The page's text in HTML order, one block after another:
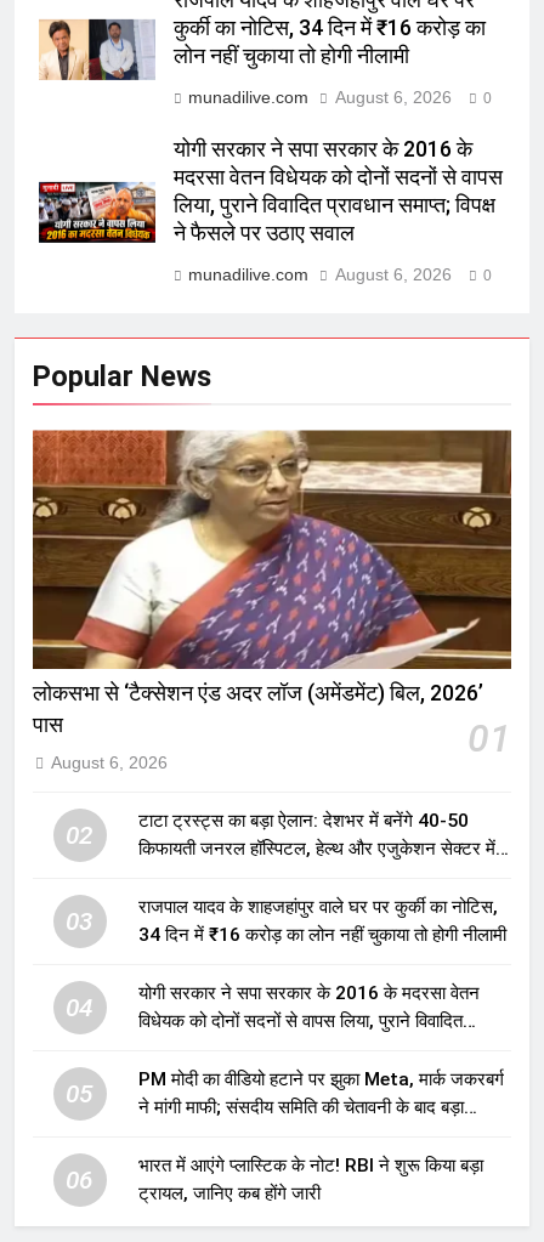
कुर्की का नोटिस, 34 दिन में ₹16 करोड़ का
लोन नहीं चुकाया तो होगी नीलामी
munadilive.com August 6, 2026 0
योगी सरकार ने सपा सरकार के 2016 के
मदरसा वेतन विधेयक को दोनों सदनों से वापस
लिया, पुराने विवादित प्रावधान समाप्त; विपक्ष
ने फैसले पर उठाए सवाल
munadilive.com August 6, 2026 0
Popular News
लोकसभा से ‘टैक्सेशन एंड अदर लॉज (अमेंडमेंट) बिल, 2026’
पास
01
August 6, 2026
02
टाटा ट्रस्ट्स का बड़ा ऐलान: देशभर में बनेंगे 40-50
किफायती जनरल हॉस्पिटल, हेल्थ और एजुकेशन सेक्टर में
03
राजपाल यादव के शाहजहांपुर वाले घर पर कुर्की का नोटिस,
34 दिन में ₹16 करोड़ का लोन नहीं चुकाया तो होगी नीलामी
04
योगी सरकार ने सपा सरकार के 2016 के मदरसा वेतन
विधेयक को दोनों सदनों से वापस लिया, पुराने विवादित
05
PM मोदी का वीडियो हटाने पर झुका Meta, मार्क जकरबर्ग
ने मांगी माफी; संसदीय समिति की चेतावनी के बाद बड़ा
06
भारत में आएंगे प्लास्टिक के नोट! RBI ने शुरू किया बड़ा
ट्रायल, जानिए कब होंगे जारी